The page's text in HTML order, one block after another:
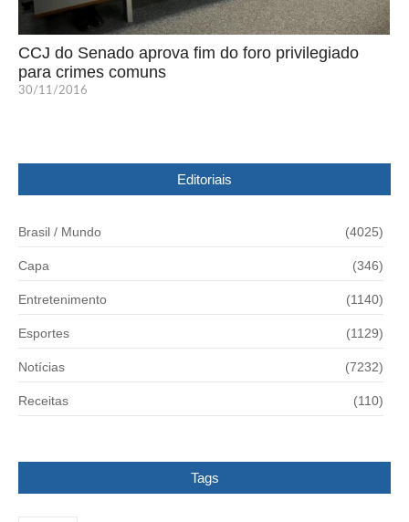
CCJ do Senado aprova fim do foro privilegiado
para crimes comuns
30/11/2016
Editoriais
Brasil / Mundo (4025)
Capa (346)
Entretenimento (1140)
Esportes (1129)
Notícias (7232)
Receitas (110)
Tags